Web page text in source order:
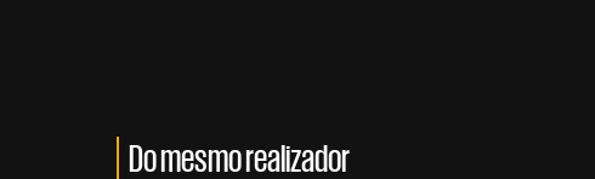
Do mesmo realizador